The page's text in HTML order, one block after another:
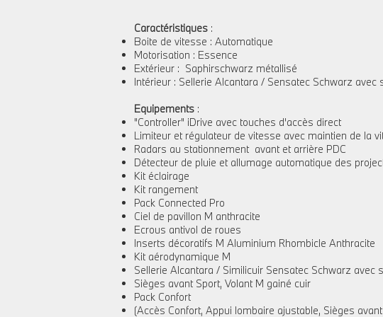
Caractéristiques :​
Boite de vitesse : Automatique
Motorisation : Essence
Extérieur : Saphirschwarz métallisé
Intérieur : Sellerie Alcantara / Sensatec Schwarz avec
Equipements :
"Controller" iDrive avec touches d'accès direct
Limiteur et régulateur de vitesse avec maintien de la
Radars au stationnement avant et arrière PDC
Détecteur de pluie et allumage automatique des
Kit éclairage
Kit rangement
Pack Connected Pro
Ciel de pavillon M anthracite
Ecrous antivol de roues
Inserts décoratifs M Aluminium Rhombicle Anthracite
Kit aérodynamique M
Sellerie Alcantara / Similicuir Sensatec Schwarz avec
Sièges avant Sport, Volant M gainé cuir
Pack Confort
(Accès Confort, Appui lombaire ajustable, Sièges